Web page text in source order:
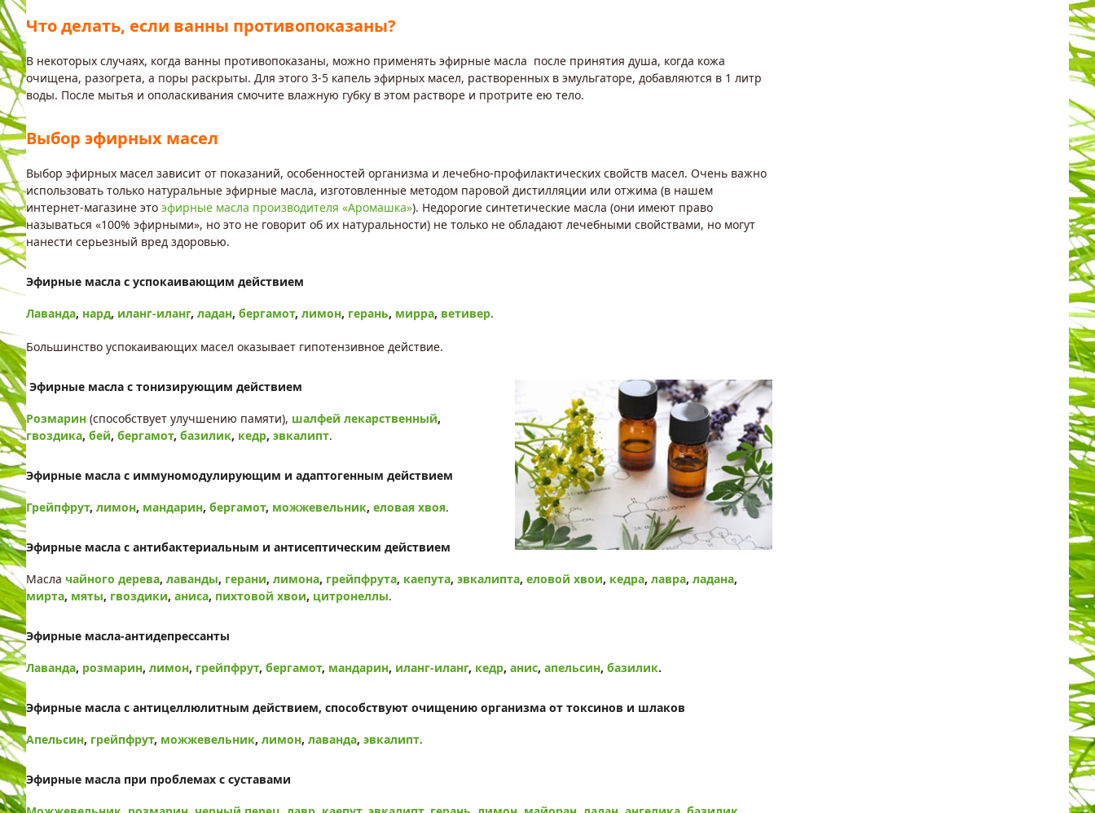
Что делать, если ванны противопоказаны?
В некоторых случаях, когда ванны противопоказаны, можно применять эфирные масла после принятия душа, когда кожа
очищена, разогрета, а поры раскрыты. Для этого 3-5 капель эфирных масел, растворенных в эмульгаторе, добавляются в 1 литр
воды. После мытья и ополаскивания смочите влажную губку в этом растворе и протрите ею тело.
Выбор эфирных масел
Выбор эфирных масел зависит от показаний, особенностей организма и лечебно-профилактических свойств масел. Очень важно
использовать только натуральные эфирные масла, изготовленные методом паровой дистилляции или отжима (в нашем
интернет-магазине это эфирные масла производителя «Аромашка»). Недорогие синтетические масла (они имеют право
называться «100% эфирными», но это не говорит об их натуральности) не только не обладают лечебными свойствами, но могут
нанести серьезный вред здоровью.
Эфирные масла с успокаивающим действием
Лаванда, нард, иланг-иланг, ладан, бергамот, лимон, герань, мирра, ветивер.
Большинство успокаивающих масел оказывает гипотензивное действие.
Эфирные масла с тонизирующим действием
Розмарин (способствует улучшению памяти), шалфей лекарственный,
гвоздика, бей, бергамот, базилик, кедр, эвкалипт.
Эфирные масла с иммуномодулирующим и адаптогенным действием
Грейпфрут, лимон, мандарин, бергамот, можжевельник, еловая хвоя.
Эфирные масла с антибактериальным и антисептическим действием
Масла чайного дерева, лаванды, герани, лимона, грейпфрута, каепута, эвкалипта, еловой хвои, кедра, лавра, ладана,
мирта, мяты, гвоздики, аниса, пихтовой хвои, цитронеллы.
Эфирные масла-антидепрессанты
Лаванда, розмарин, лимон, грейпфрут, бергамот, мандарин, иланг-иланг, кедр, анис, апельсин, базилик.
Эфирные масла с антицеллюлитным действием, способствуют очищению организма от токсинов и шлаков
Апельсин, грейпфрут, можжевельник, лимон, лаванда, эвкалипт.
Эфирные масла при проблемах с суставами